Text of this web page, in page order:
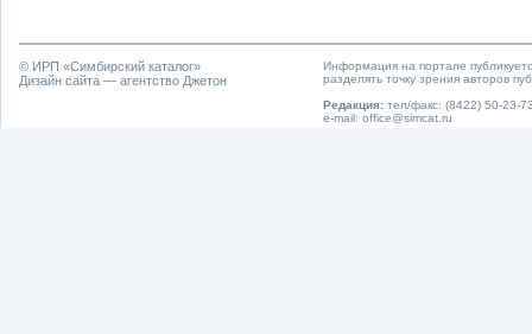
© ИРП «Симбирский каталог»
Дизайн сайта — агентство Джетон
Информация на портале
разделять точку зрения авторов
Редакция: тел/факс: (8422) 50-23-
e-mail: office@simcat.ru